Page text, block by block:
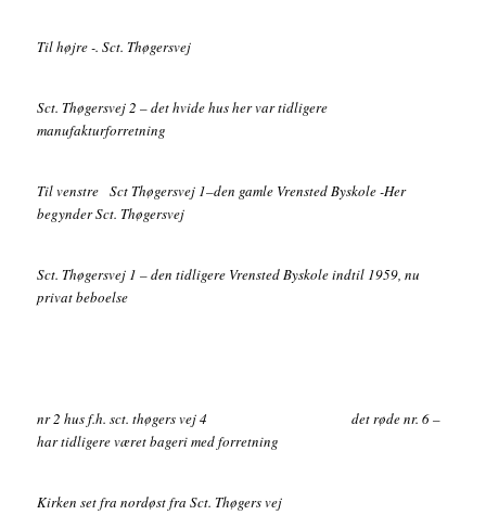
Til højre -. Sct. Thøgersvej
Sct. Thøgersvej 2 – det hvide hus her var tidligere
manufakturforretning
Til venstre Sct Thøgersvej 1–den gamle Vrensted Byskole -Her
begynder Sct. Thøgersvej
Sct. Thøgersvej 1 – den tidligere Vrensted Byskole indtil 1959, nu
privat beboelse
nr 2 hus f.h. sct. thøgers vej 4 det røde nr. 6 –
har tidligere været bageri med forretning
Kirken set fra nordøst fra Sct. Thøgers vej